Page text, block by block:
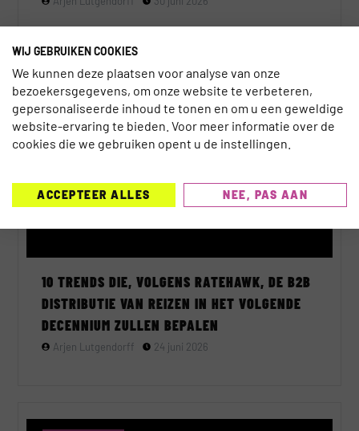
TRAVEL EVENTS
10 TRENDS DIE, VOLGENS RATEHAWK, DE B2B
DISTRIBUTIE VAN REIZEN IN HET VOLGENDE
DECENNIUM ZULLEN BEPALEN
Arjen Lutgendorff 24 juni 2026
WIJ GEBRUIKEN COOKIES
We kunnen deze plaatsen voor analyse van onze
bezoekersgegevens, om onze website te verbeteren,
gepersonaliseerde inhoud te tonen en om u een geweldige
website-ervaring te bieden. Voor meer informatie over de
cookies die we gebruiken opent u de instellingen.
ACCEPTEER ALLES NEE, PAS AAN